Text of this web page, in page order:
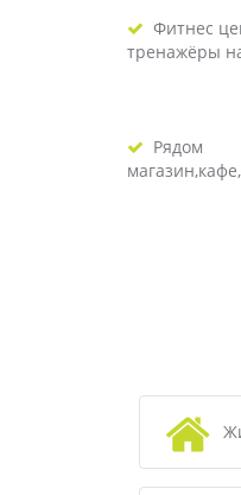
Фитнес
тренажёры
Рядом